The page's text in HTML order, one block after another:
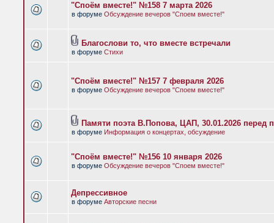
"Споём вместе!" №158 7 марта 2026
в форуме Обсуждение вечеров "Споем вместе!"
Благослови то, что вместе встречали
в форуме Стихи
"Споём вместе!" №157 7 февраля 2026
в форуме Обсуждение вечеров "Споем вместе!"
Памяти поэта В.Попова, ЦАП, 30.01.2026 перед
в форуме Информация о концертах, обсуждение
"Споём вместе!" №156 10 января 2026
в форуме Обсуждение вечеров "Споем вместе!"
Депрессивное
в форуме Авторские песни